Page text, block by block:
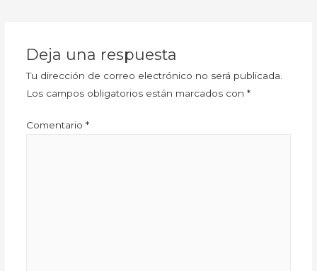
Deja una respuesta
Tu dirección de correo electrónico no será publicada.
Los campos obligatorios están marcados con *
Comentario *